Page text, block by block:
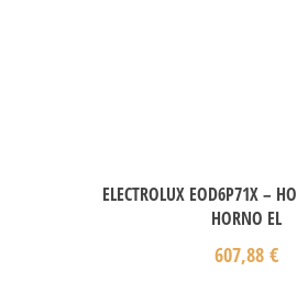
ELECTROLUX EOD6P71X –
HORNO EL
607,88 €